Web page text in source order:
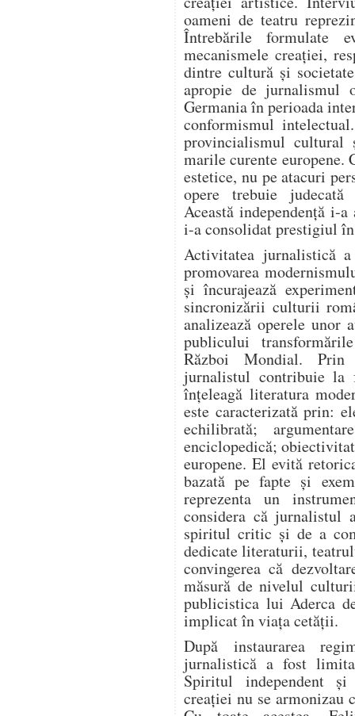
oameni de teatru
Întrebările formulate
mecanismele creației,
dintre cultură și
apropie de jurnalismul
Germania în perioada
conformismul
provincialismul
marile curente europene.
estetice, nu pe atacuri
opere trebuie
Această independență i-
i-a consolidat prestigiul
Activitatea jurnalistică
promovarea
și încurajează
sincronizării culturii
analizează operele unor
publicului
Război Mondial. Prin
jurnalistul contribuie la
înțeleagă literatura
este caracterizată prin:
echilibrată;
enciclopedică;
europene. El evită
bazată pe fapte și
reprezenta un
considera că jurnalistul
spiritul critic și de a
dedicate literaturii,
convingerea că
măsură de nivelul
publicistica lui Aderca
implicat în viața cetății.
După instaurarea
jurnalistică a fost
Spiritul independent
creației nu se armonizau